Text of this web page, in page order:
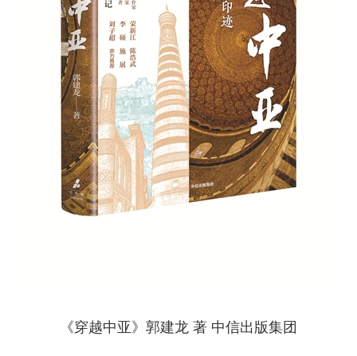
《穿越中亚》郭建龙 著 中信出版集团